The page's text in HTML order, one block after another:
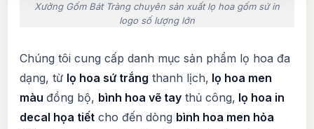
Xưởng Gốm Bát Tràng chuyên sản xuất lọ hoa gốm sứ in
logo số lượng lớn
Chúng tôi cung cấp danh mục sản phẩm lọ hoa đa
dạng, từ lọ hoa sứ trắng thanh lịch, lọ hoa men
màu đồng bộ, bình hoa vẽ tay thủ công, lọ hoa in
decal họa tiết cho đến dòng bình hoa men hỏa